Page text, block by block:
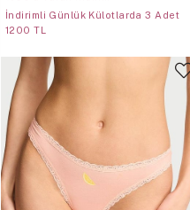
İndirimli Günlük Külotlarda 3 Adet
1200 TL